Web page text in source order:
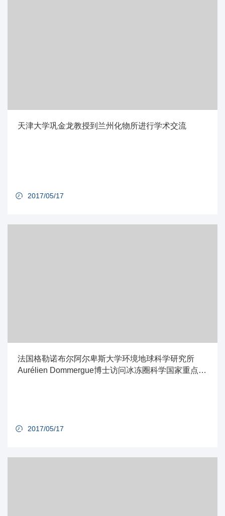
天津大学巩金龙教授到兰州化物所进行学术交流
2017/05/17
法国格勒诺布尔阿尔卑斯大学环境地球科学研究所
Aurélien Dommergue博士访问冰冻圈科学国家重点实
2017/05/17